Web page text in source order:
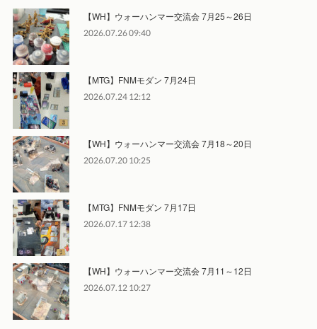
【WH】ウォーハンマー交流会 7月25～26日
2026.07.26 09:40
【MTG】FNMモダン 7月24日
2026.07.24 12:12
【WH】ウォーハンマー交流会 7月18～20日
2026.07.20 10:25
【MTG】FNMモダン 7月17日
2026.07.17 12:38
【WH】ウォーハンマー交流会 7月11～12日
2026.07.12 10:27